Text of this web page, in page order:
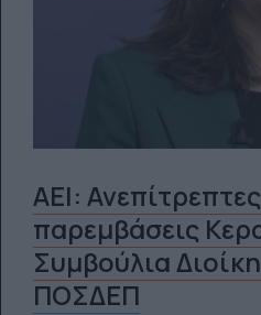
ΑΕΙ:
παρεμβάσεις
Συμβούλια
ΠΟΣΔΕΠ